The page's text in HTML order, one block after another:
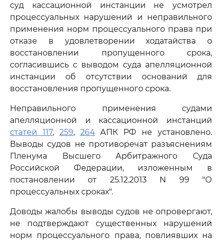
суд кассационной инстанции не усмотрел
процессуальных нарушений и неправильного
применения норм процессуального права при
отказе в удовлетворении ходатайства о
восстановлении пропущенного срока,
согласившись с выводом суда апелляционной
инстанции об отсутствии оснований для
восстановления пропущенного срока.
Неправильного применения судами
апелляционной и кассационной инстанций
статей 117, 259, 264АПК РФ не установлено.
Выводы судов не противоречат разъяснениям
Пленума Высшего Арбитражного Суда
Российской Федерации, изложенным в
постановлении от 25.12.2013 N 99 "О
процессуальных сроках".
Доводы жалобы выводы судов не опровергают,
не подтверждают существенных нарушений
норм процессуального права, повлиявших на